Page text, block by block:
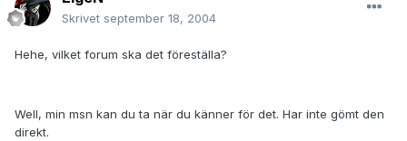
Skrivet september 18, 2004
Hehe, vilket forum ska det föreställa?
Well, min msn kan du ta när du känner för det. Har inte gömt den
direkt.